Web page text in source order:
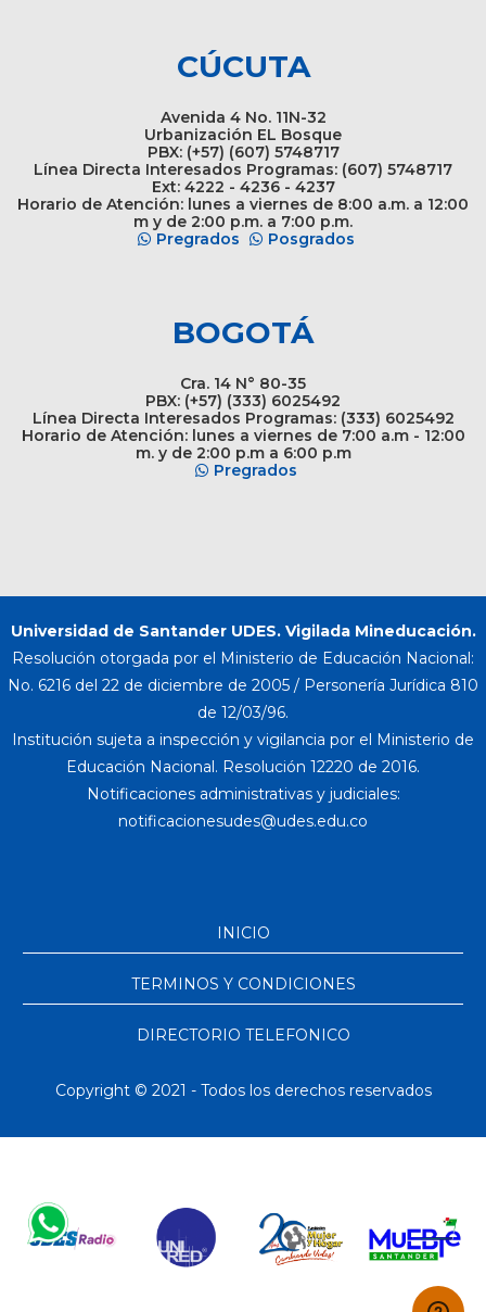
CÚCUTA
Avenida 4 No. 11N-32
Urbanización EL Bosque
PBX: (+57) (607) 5748717
Línea Directa Interesados Programas: (607) 5748717
Ext: 4222 - 4236 - 4237
Horario de Atención: lunes a viernes de 8:00 a.m. a 12:00
m y de 2:00 p.m. a 7:00 p.m.
Pregrados
Posgrados
BOGOTÁ
Cra. 14 N° 80-35
PBX: (+57) (333) 6025492
Línea Directa Interesados Programas: (333) 6025492
Horario de Atención: lunes a viernes de 7:00 a.m - 12:00
m. y de 2:00 p.m a 6:00 p.m
Pregrados
Universidad de Santander UDES. Vigilada Mineducación.
Resolución otorgada por el Ministerio de Educación Nacional:
No. 6216 del 22 de diciembre de 2005 / Personería Jurídica 810
de 12/03/96.
Institución sujeta a inspección y vigilancia por el Ministerio de
Educación Nacional. Resolución 12220 de 2016.
Notificaciones administrativas y judiciales:
INICIO
TERMINOS Y CONDICIONES
DIRECTORIO TELEFONICO
Copyright © 2021 - Todos los derechos reservados